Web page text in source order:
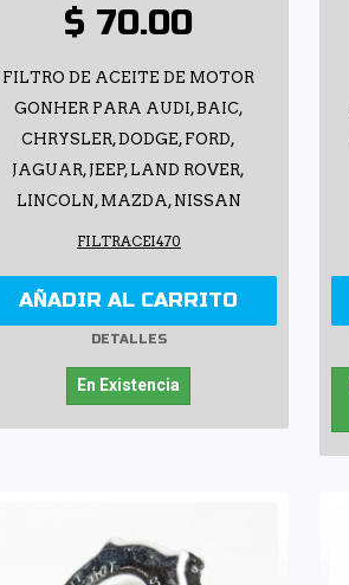
$ 70.00
FILTRO DE ACEITE DE MOTOR
GONHER PARA AUDI, BAIC,
CHRYSLER, DODGE, FORD,
JAGUAR, JEEP, LAND ROVER,
LINCOLN, MAZDA, NISSAN
FILTRACEI470
AÑADIR AL CARRITO
DETALLES
En Existencia